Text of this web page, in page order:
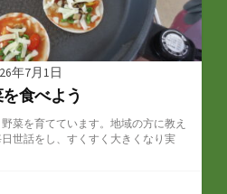
年7月1日
食べよう
菜を育てています。地域の方に教え
世話をし、すくすく大きくなり実